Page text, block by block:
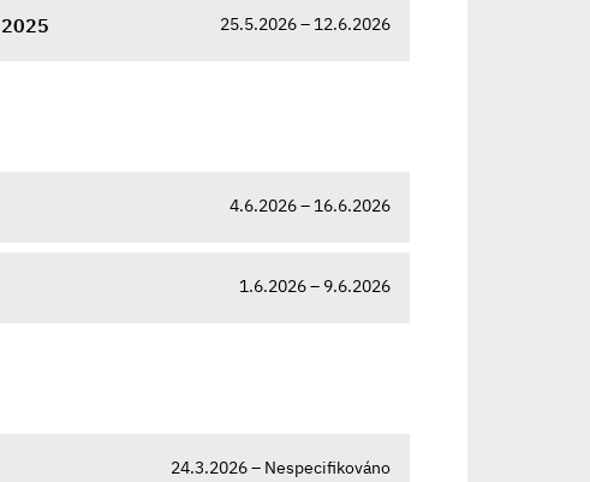
25.5.2026 – 12.6.2026
4.6.2026 – 16.6.2026
1.6.2026 – 9.6.2026
24.3.2026 – Nespecifikováno